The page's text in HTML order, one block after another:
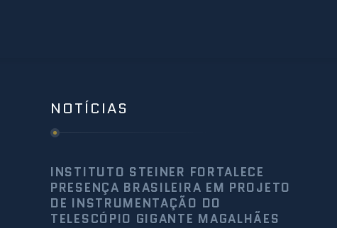
NOTÍCIAS
INSTITUTO STEINER FORTALECE
PRESENÇA BRASILEIRA EM PROJETO
DE INSTRUMENTAÇÃO DO
TELESCÓPIO GIGANTE MAGALHÃES